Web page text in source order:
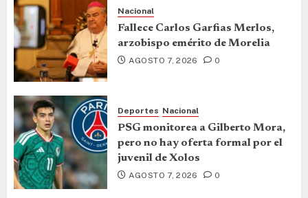
Nacional
Fallece Carlos Garfias Merlos,
arzobispo emérito de Morelia
AGOSTO 7, 2026 0
Deportes Nacional
PSG monitorea a Gilberto Mora,
pero no hay oferta formal por el
juvenil de Xolos
AGOSTO 7, 2026 0